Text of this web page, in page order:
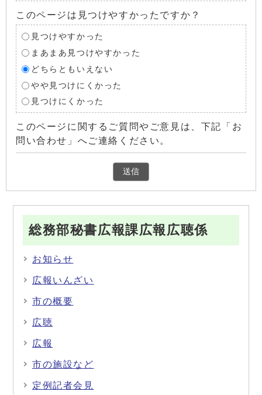
このページは見つけやすかったですか？
見つけやすかった
まあまあ見つけやすかった
どちらともいえない
やや見つけにくかった
見つけにくかった
このページに関するご質問やご意見は、下記「お
問い合わせ」へご連絡ください。
総務部秘書広報課広報広聴係
お知らせ
広報いんざい
市の概要
広聴
広報
市の施設など
定例記者会見